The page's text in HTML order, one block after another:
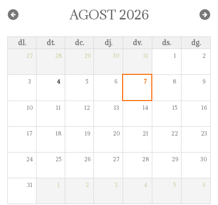
AGOST 2026
dl. dt. dc. dj. dv. ds. dg.
27 28 29 30 31 1 2
3 4 5 6 7 8 9
10 11 12 13 14 15 16
17 18 19 20 21 22 23
24 25 26 27 28 29 30
31 1 2 3 4 5 6